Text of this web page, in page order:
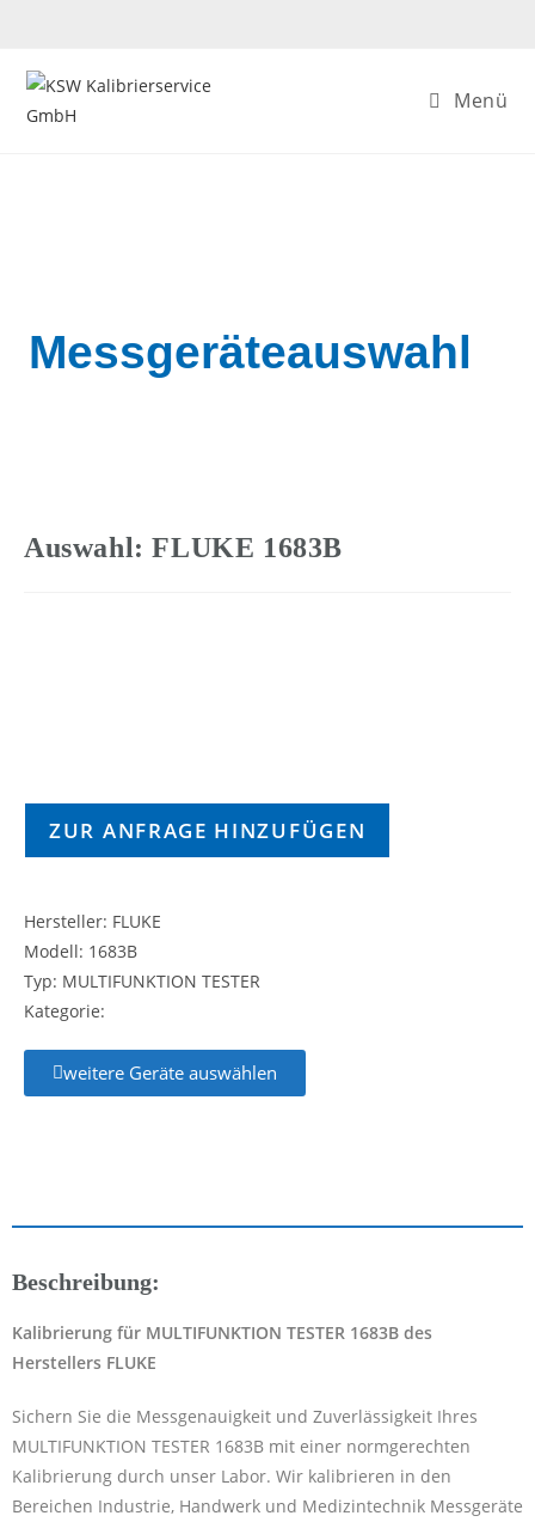
Menü
Messgeräteauswahl
Auswahl: FLUKE 1683B
ZUR ANFRAGE HINZUFÜGEN
Hersteller: FLUKE
Modell: 1683B
Typ: MULTIFUNKTION TESTER
Kategorie:
weitere Geräte auswählen
Beschreibung:
Kalibrierung für MULTIFUNKTION TESTER 1683B des
Herstellers FLUKE
Sichern Sie die Messgenauigkeit und Zuverlässigkeit Ihres
MULTIFUNKTION TESTER 1683B mit einer normgerechten
Kalibrierung durch unser Labor. Wir kalibrieren in den
Bereichen Industrie, Handwerk und Medizintechnik Messgeräte